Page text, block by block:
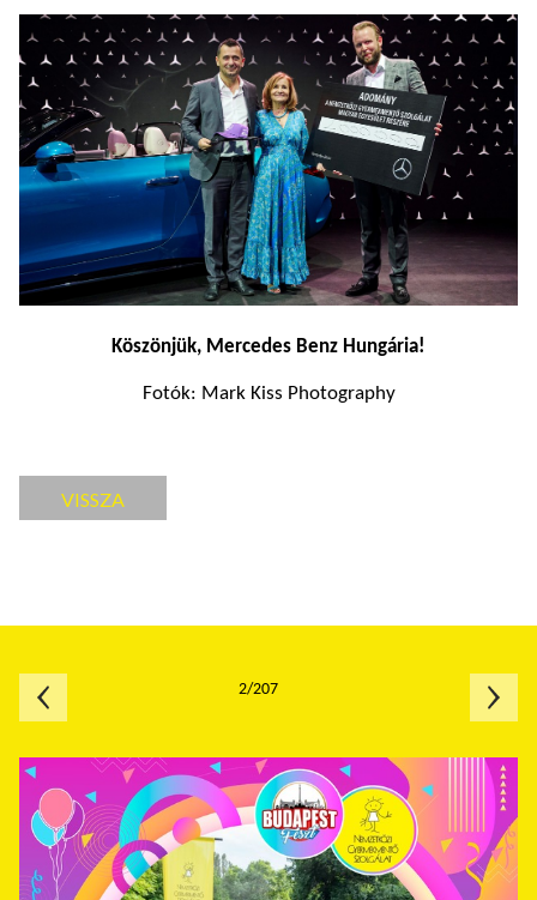
Köszönjük, Mercedes Benz Hungária!
Fotók: Mark Kiss Photography
VISSZA
2/207